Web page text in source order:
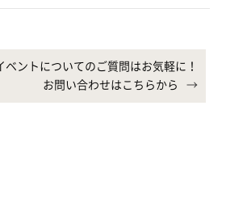
ベントについてのご質問はお気軽に！
お問い合わせはこちらから